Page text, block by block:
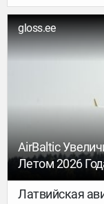
любителей
фигурировали
редко
самых
Климат
а за
появляется
пытаются
говорят
новых винных
gloss.ee
AirBaltic
Летом 2026
Жителей
Латвийская